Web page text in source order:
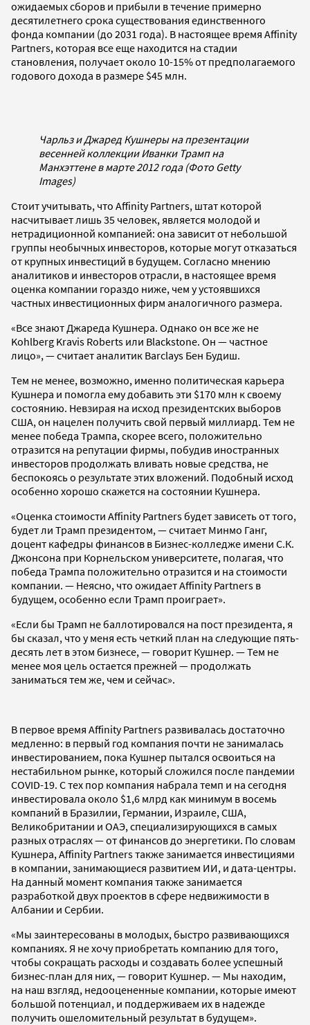
ожидаемых сборов и прибыли в течение примерно
десятилетнего срока существования единственного
фонда компании (до 2031 года). В настоящее время Affinity
Partners, которая все еще находится на стадии
становления, получает около 10-15% от предполагаемого
годового дохода в размере $45 млн.
Чарльз и Джаред Кушнеры на презентации
весенней коллекции Иванки Трамп на
Манхэттене в марте 2012 года (Фото Getty
Images)
Стоит учитывать, что Affinity Partners, штат которой
насчитывает лишь 35 человек, является молодой и
нетрадиционной компанией: она зависит от небольшой
группы необычных инвесторов, которые могут отказаться
от крупных инвестиций в будущем. Согласно мнению
аналитиков и инвесторов отрасли, в настоящее время
оценка компании гораздо ниже, чем у устоявшихся
частных инвестиционных фирм аналогичного размера.
«Все знают Джареда Кушнера. Однако он все же не
Kohlberg Kravis Roberts или Blackstone. Он — частное
лицо», — считает аналитик Barclays Бен Будиш.
Тем не менее, возможно, именно политическая карьера
Кушнера и помогла ему добавить эти $170 млн к своему
состоянию. Невзирая на исход президентских выборов
США, он нацелен получить свой первый миллиард. Тем не
менее победа Трампа, скорее всего, положительно
отразится на репутации фирмы, побудив иностранных
инвесторов продолжать вливать новые средства, не
беспокоясь о результате этих вложений. Подобный исход
особенно хорошо скажется на состоянии Кушнера.
«Оценка стоимости Affinity Partners будет зависеть от того,
будет ли Трамп президентом, — считает Минмо Ганг,
доцент кафедры финансов в Бизнес-колледже имени С.К.
Джонсона при Корнельском университете, полагая, что
победа Трампа положительно отразится и на стоимости
компании. — Неясно, что ожидает Affinity Partners в
будущем, особенно если Трамп проиграет».
«Если бы Трамп не баллотировался на пост президента, я
бы сказал, что у меня есть четкий план на следующие пять-
десять лет в этом бизнесе, — говорит Кушнер. — Тем не
менее моя цель остается прежней — продолжать
заниматься тем же, чем и сейчас».
В первое время Affinity Partners развивалась достаточно
медленно: в первый год компания почти не занималась
инвестированием, пока Кушнер пытался освоиться на
нестабильном рынке, который сложился после пандемии
COVID-19. С тех пор компания набрала темп и на сегодня
инвестировала около $1,6 млрд как минимум в восемь
компаний в Бразилии, Германии, Израиле, США,
Великобритании и ОАЭ, специализирующихся в самых
разных отраслях — от финансов до энергетики. По словам
Кушнера, Affinity Partners также занимается инвестициями
в компании, занимающиеся развитием ИИ, и дата-центры.
На данный момент компания также занимается
разработкой двух проектов в сфере недвижимости в
Албании и Сербии.
«Мы заинтересованы в молодых, быстро развивающихся
компаниях. Я не хочу приобретать компанию для того,
чтобы сокращать расходы и создавать более успешный
бизнес-план для них, — говорит Кушнер. — Мы находим,
на наш взгляд, недооцененные компании, которые имеют
большой потенциал, и поддерживаем их в надежде
получить ошеломительный результат в будущем».